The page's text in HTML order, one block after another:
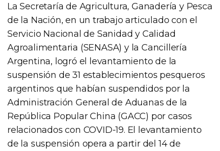
La Secretaría de Agricultura, Ganadería y Pesca
de la Nación, en un trabajo articulado con el
Servicio Nacional de Sanidad y Calidad
Agroalimentaria (SENASA) y la Cancillería
Argentina, logró el levantamiento de la
suspensión de 31 establecimientos pesqueros
argentinos que habían suspendidos por la
Administración General de Aduanas de la
República Popular China (GACC) por casos
relacionados con COVID-19. El levantamiento
de la suspensión opera a partir del 14 de